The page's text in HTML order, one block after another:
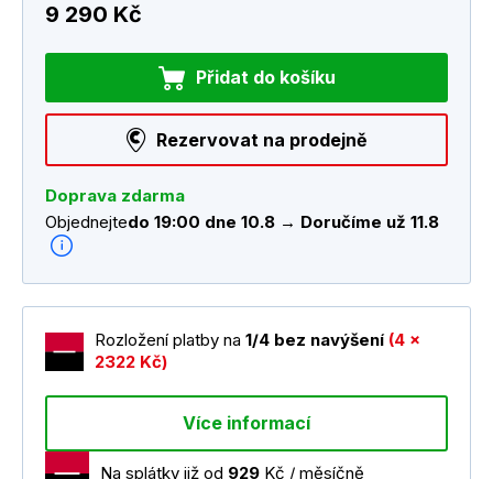
9 290 Kč
Přidat do košíku
Rezervovat na prodejně
Doprava zdarma
Objednejtedo 19:00 dne 10.8 → Doručíme už 11.8
Rozložení platby na 1/4 bez navýšení (4 x
2322 Kč)
Více informací
Na splátky již od 929 Kč / měsíčně